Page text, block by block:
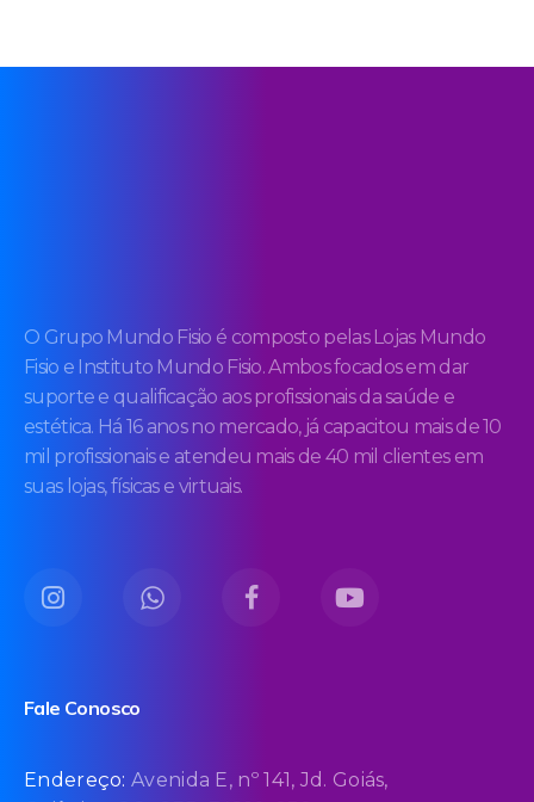
O Grupo Mundo Fisio é composto pelas Lojas Mundo
Fisio e Instituto Mundo Fisio. Ambos focados em dar
suporte e qualificação aos profissionais da saúde e
estética. Há 16 anos no mercado, já capacitou mais de 10
mil profissionais e atendeu mais de 40 mil clientes em
suas lojas, físicas e virtuais.
Fale Conosco
Endereço:Avenida E, nº 141, Jd. Goiás,